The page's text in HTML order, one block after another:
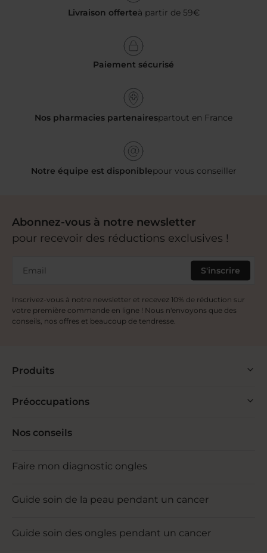
Livraison offerteà partir de 59€
Paiement sécurisé
Nos pharmacies partenairespartout en France
Notre équipe est disponiblepour vous conseiller
Abonnez-vous à notre newsletter
pour recevoir des réductions exclusives !
Email S'inscrire
Inscrivez-vous à notre newsletter et recevez 10% de réduction sur
votre première commande en ligne ! Nous n'envoyons que des
conseils, nos offres et beaucoup de tendresse.
Produits
Préoccupations
Nos conseils
Faire mon diagnostic ongles
Guide soin de la peau pendant un cancer
Guide soin des ongles pendant un cancer